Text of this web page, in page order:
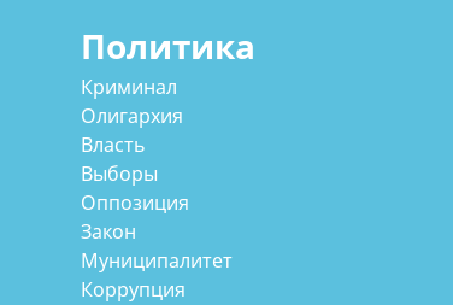
Политика
Криминал
Олигархия
Власть
Выборы
Оппозиция
Закон
Муниципалитет
Коррупция